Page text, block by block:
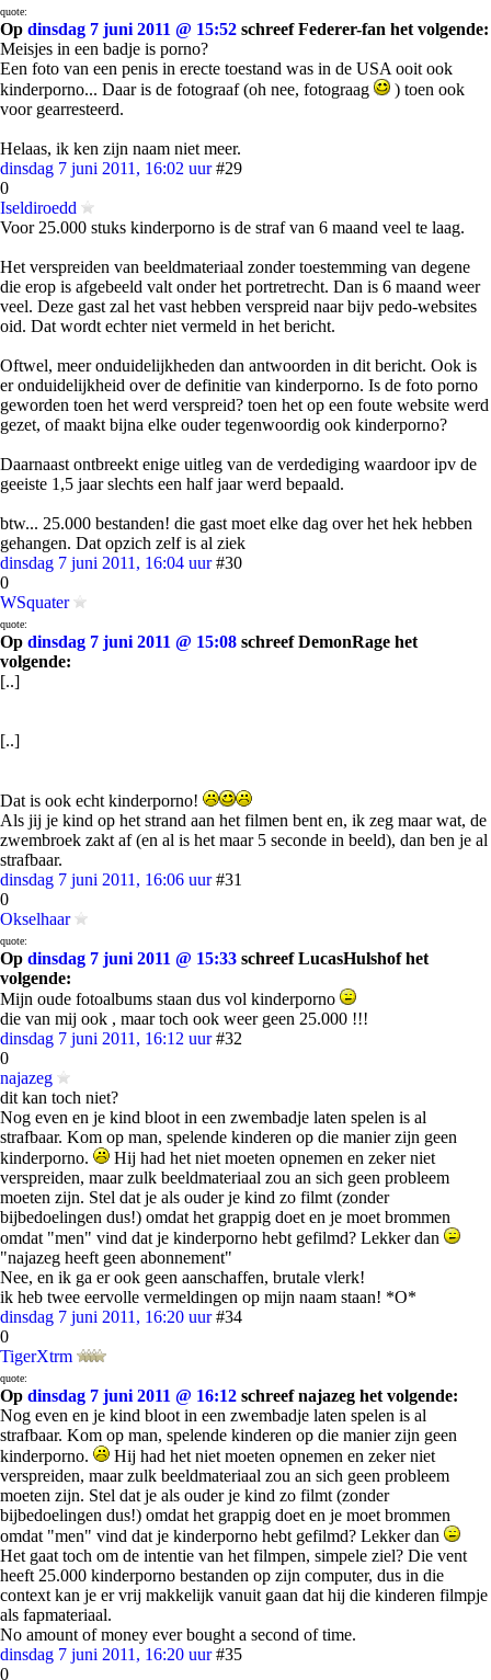
quote:
Op dinsdag 7 juni 2011 @ 15:52 schreef Federer-fan het volgende:
Meisjes in een badje is porno?
Een foto van een penis in erecte toestand was in de USA ooit ook
kinderporno... Daar is de fotograaf (oh nee, fotograag
) toen ook
voor gearresteerd.
Helaas, ik ken zijn naam niet meer.
dinsdag 7 juni 2011, 16:02 uur #29
0
Iseldiroedd
Voor 25.000 stuks kinderporno is de straf van 6 maand veel te laag.
Het verspreiden van beeldmateriaal zonder toestemming van degene
die erop is afgebeeld valt onder het portretrecht. Dan is 6 maand weer
veel. Deze gast zal het vast hebben verspreid naar bijv pedo-websites
oid. Dat wordt echter niet vermeld in het bericht.
Oftwel, meer onduidelijkheden dan antwoorden in dit bericht. Ook is
er onduidelijkheid over de definitie van kinderporno. Is de foto porno
geworden toen het werd verspreid? toen het op een foute website werd
gezet, of maakt bijna elke ouder tegenwoordig ook kinderporno?
Daarnaast ontbreekt enige uitleg van de verdediging waardoor ipv de
geeiste 1,5 jaar slechts een half jaar werd bepaald.
btw... 25.000 bestanden! die gast moet elke dag over het hek hebben
gehangen. Dat opzich zelf is al ziek
dinsdag 7 juni 2011, 16:04 uur #30
0
WSquater
quote:
Op dinsdag 7 juni 2011 @ 15:08 schreef DemonRage het
volgende:
[..]
[..]
Dat is ook echt kinderporno!
Als jij je kind op het strand aan het filmen bent en, ik zeg maar wat, de
zwembroek zakt af (en al is het maar 5 seconde in beeld), dan ben je al
strafbaar.
dinsdag 7 juni 2011, 16:06 uur #31
0
Okselhaar
quote:
Op dinsdag 7 juni 2011 @ 15:33 schreef LucasHulshof het
volgende:
Mijn oude fotoalbums staan dus vol kinderporno
die van mij ook , maar toch ook weer geen 25.000 !!!
dinsdag 7 juni 2011, 16:12 uur #32
0
najazeg
dit kan toch niet?
Nog even en je kind bloot in een zwembadje laten spelen is al
strafbaar. Kom op man, spelende kinderen op die manier zijn geen
kinderporno.
Hij had het niet moeten opnemen en zeker niet
verspreiden, maar zulk beeldmateriaal zou an sich geen probleem
moeten zijn. Stel dat je als ouder je kind zo filmt (zonder
bijbedoelingen dus!) omdat het grappig doet en je moet brommen
omdat "men" vind dat je kinderporno hebt gefilmd? Lekker dan
"najazeg heeft geen abonnement"
Nee, en ik ga er ook geen aanschaffen, brutale vlerk!
ik heb twee eervolle vermeldingen op mijn naam staan! *O*
dinsdag 7 juni 2011, 16:20 uur #34
0
TigerXtrm
quote:
Op dinsdag 7 juni 2011 @ 16:12 schreef najazeg het volgende:
Nog even en je kind bloot in een zwembadje laten spelen is al
strafbaar. Kom op man, spelende kinderen op die manier zijn geen
kinderporno.
Hij had het niet moeten opnemen en zeker niet
verspreiden, maar zulk beeldmateriaal zou an sich geen probleem
moeten zijn. Stel dat je als ouder je kind zo filmt (zonder
bijbedoelingen dus!) omdat het grappig doet en je moet brommen
omdat "men" vind dat je kinderporno hebt gefilmd? Lekker dan
Het gaat toch om de intentie van het filmpen, simpele ziel? Die vent
heeft 25.000 kinderporno bestanden op zijn computer, dus in die
context kan je er vrij makkelijk vanuit gaan dat hij die kinderen filmpje
als fapmateriaal.
No amount of money ever bought a second of time.
dinsdag 7 juni 2011, 16:20 uur #35
0